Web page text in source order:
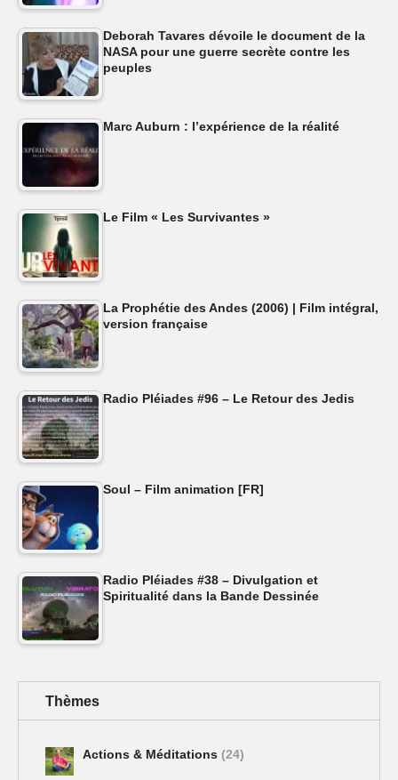
Deborah Tavares dévoile le document de la
NASA pour une guerre secrète contre les
peuples
Marc Auburn : l’expérience de la réalité
Le Film « Les Survivantes »
La Prophétie des Andes (2006) | Film intégral,
version française
Radio Pléiades #96 – Le Retour des Jedis
Soul – Film animation [FR]
Radio Pléiades #38 – Divulgation et
Spiritualité dans la Bande Dessinée
Thèmes
Actions & Méditations (24)